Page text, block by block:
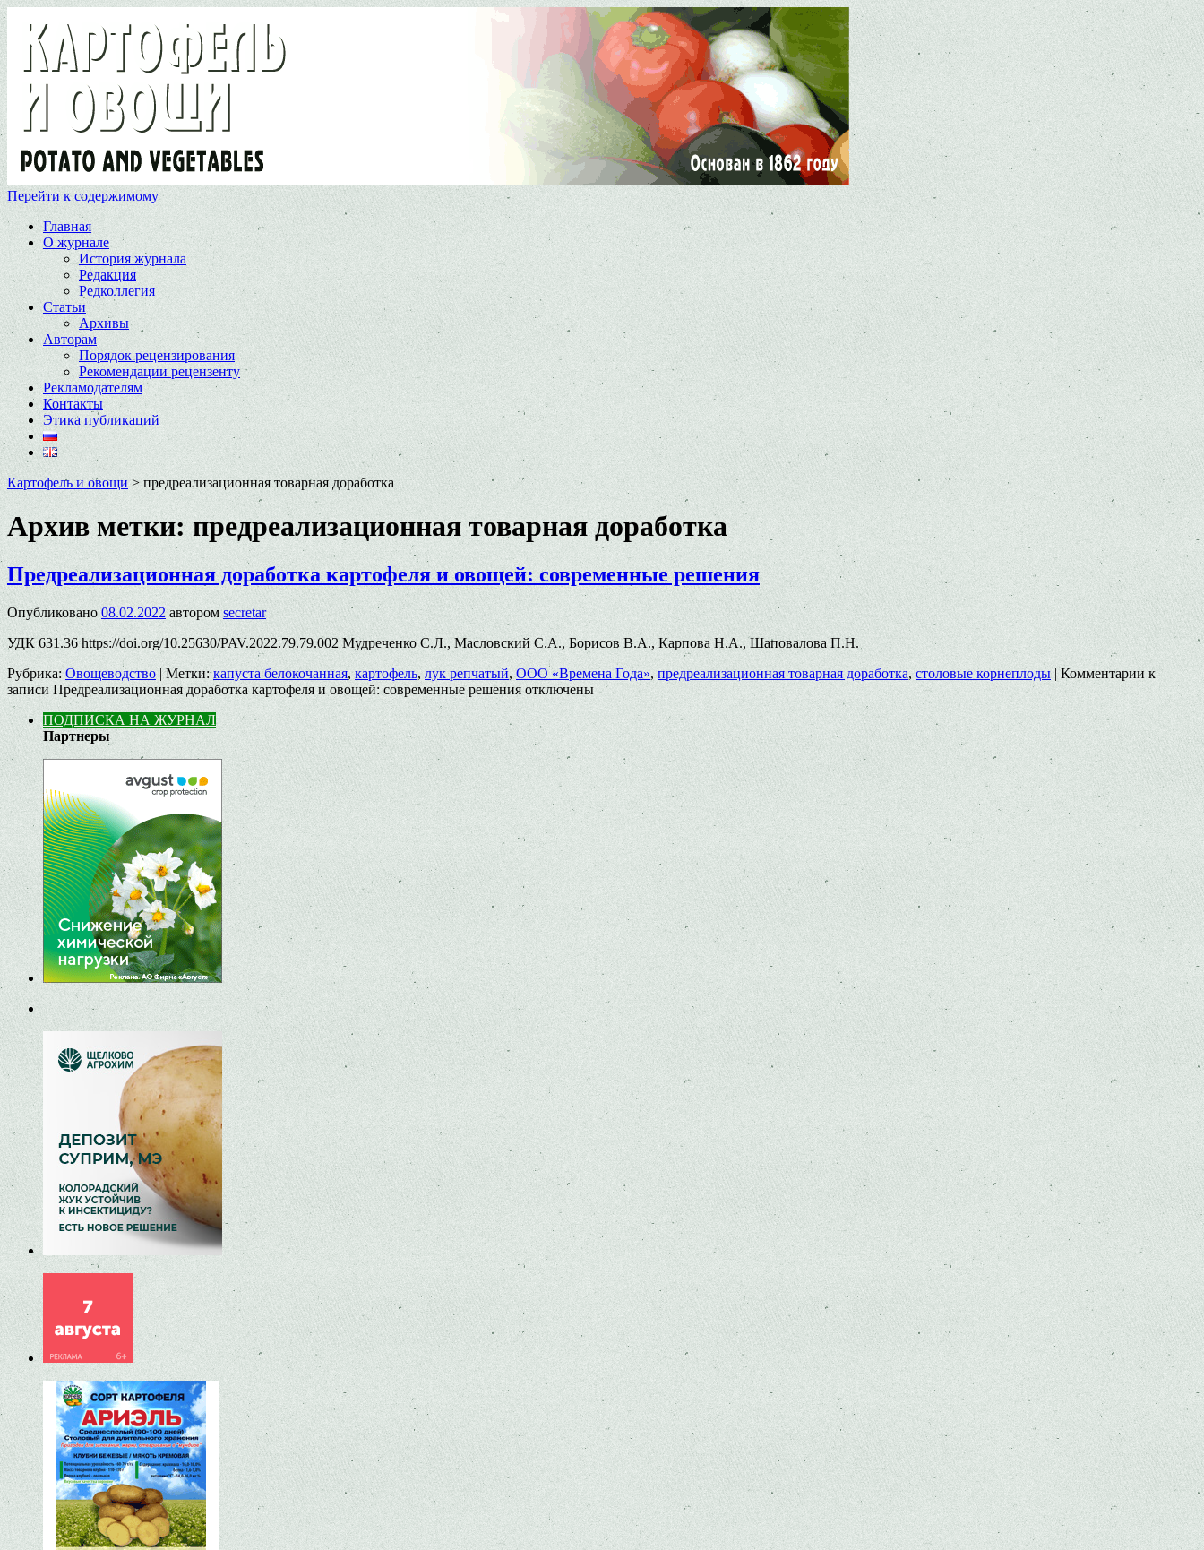
Перейти к содержимому
Главная
О журнале
История журнала
Редакция
Редколлегия
Статьи
Архивы
Авторам
Порядок рецензирования
Рекомендации рецензенту
Рекламодателям
Контакты
Этика публикаций
Картофель и овощи > предреализационная товарная доработка
Архив метки: предреализационная товарная доработка
Предреализационная доработка картофеля и овощей: современные решения
Опубликовано 08.02.2022 автором secretar
УДК 631.36 https://doi.org/10.25630/PAV.2022.79.79.002 Мудреченко С.Л., Масловский С.А., Борисов В.А., Карпова Н.А., Шаповалова П.Н.
Рубрика: Овощеводство | Метки: капуста белокочанная,картофель, лук репчатый,ООО «Времена Года», предреализационная товарная доработка, столовые корнеплоды | Комментарии к
записи Предреализационная доработка картофеля и овощей: современные решения отключены
ПОДПИСКА НА ЖУРНАЛ
Партнеры